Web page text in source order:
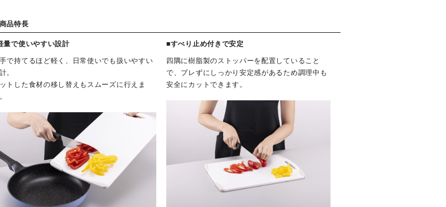
品特長
量で使いやすい設計
で持てるほど軽く、日常使いでも扱いやすい
。
トした食材の移し替えもスムーズに行えま
■すべり止め付きで安定
四隅に樹脂製のストッパーを配置していること
で、ブレずにしっかり安定感があるため調理中も
安全にカットできます。